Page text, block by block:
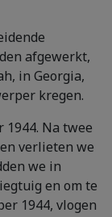
afgewerkt,
in Georgia,
kregen.
1944. Na twee
verlieten we
we in
en om te
1944, vlogen